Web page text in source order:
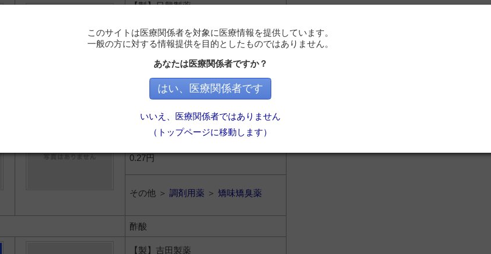
【製】日興製薬
【販】日興製薬
【販】日興製薬販売
0.56円
その他 ＞調剤用薬＞矯味矯臭薬
0.27円
その他 ＞ 調剤用薬 ＞ 矯味矯臭薬
酢酸
【製】吉田製薬
このサイトは医療関係者を対象に医療情報を提供しています。
一般の方に対する情報提供を目的としたものではありません。
あなたは医療関係者ですか？
はい、医療関係者です
いいえ、医療関係者ではありません
（トップページに移動します）